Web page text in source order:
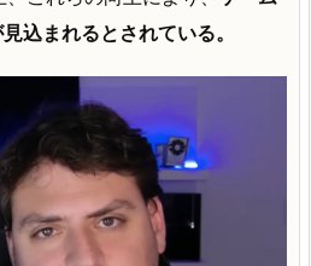
込まれるとされている。